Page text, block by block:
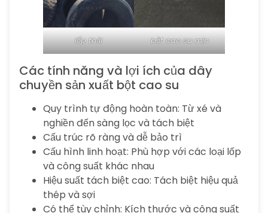
lốp thải bột cao su mịn
Các tính năng và lợi ích của dây
chuyền sản xuất bột cao su
Quy trình tự động hoàn toàn: Từ xé và
nghiền đến sàng lọc và tách biệt
Cấu trúc rõ ràng và dễ bảo trì
Cấu hình linh hoạt: Phù hợp với các loại lốp
và công suất khác nhau
Hiệu suất tách biệt cao: Tách biệt hiệu quả
thép và sợi
Có thể tùy chỉnh: Kích thước và công suất